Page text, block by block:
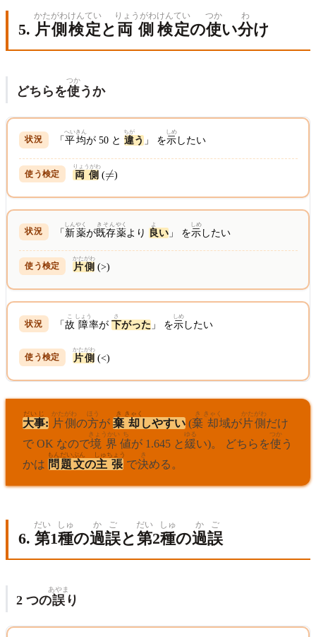
5. 片側
かたがわ
検定
けんてい
と 両側
りょうがわ
検定
けんてい
の使
つか
い分
わ
け
どちらを使
つか
うか
「平均
へいきん
が 50 と違
ちが
う 」 を示
しめ
したい
両側
りょうがわ
(\neq

=)
「 新薬
しんやく
が既存
きそん
薬
やく
より 良
よ
い 」 を示
しめ
したい
片側
かたがわ
(>)
「故
こ
障
しょう
率が下
さ
がった 」 を示
しめ
したい
片側
かたがわ
(<)
大事
だいじ
: 片側
かたがわ
の方
ほう
が 棄
き
却
きゃく
しやすい (棄
き
却
きゃく
域が片側
かたがわ
だけ
で OK なので境界
きょうかい
値
ち
が 1.645 と緩
ゆる
い)。 どちらを使
つか
う
かは 問題
もんだい
文
ぶん
の主張
しゅちょう
で決
き
める。
6. 第
だい
1種
しゅ
の過誤
かご
と第
だい
2種
しゅ
の過誤
かご
2 つの誤
あやま
り